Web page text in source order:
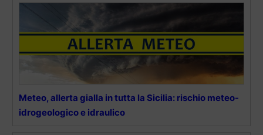
Meteo, allerta gialla in tutta la Sicilia: rischio meteo-
idrogeologico e idraulico